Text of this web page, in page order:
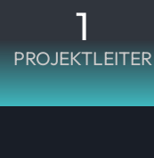
1
PROJEKTLEITER